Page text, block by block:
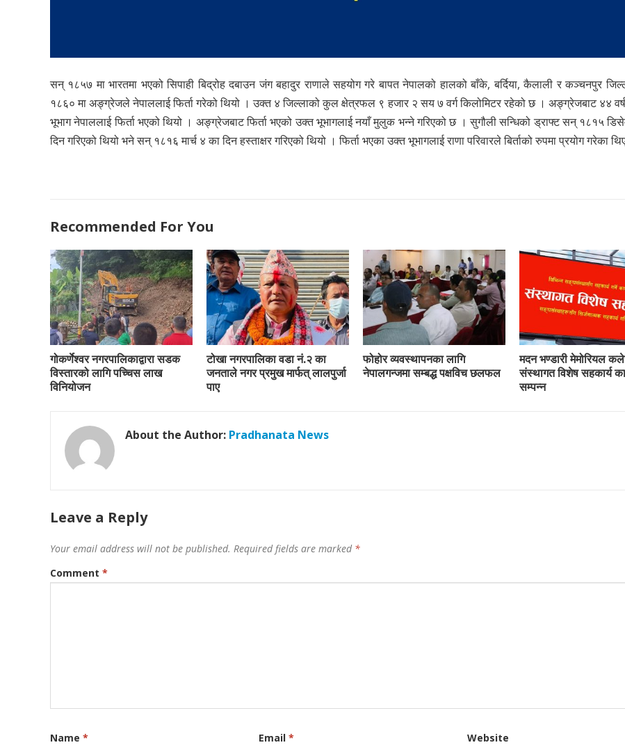
सन् १८५७ मा भारतमा भएको सिपाही बिद्रोह दबाउन जंग बहादुर राणाले सहयोग गरे बापत नेपालको हालको बाँके, बर्दिया, कैलाली र कञ्चनपुर
१८६० मा अङ्ग्रेजले नेपाललाई फिर्ता गरेको थियो । उक्त ४ जिल्लाको कुल क्षेत्रफल ९ हजार २ सय ७ वर्ग किलोमिटर रहेको छ । अङ्ग्रेजबाट ४४
भूभाग नेपाललाई फिर्ता भएको थियो । अङ्ग्रेजबाट फिर्ता भएको उक्त भूभागलाई नयाँ मुलुक भन्ने गरिएको छ । सुगौली सन्धिको ड्राफ्ट सन् १८१५
दिन गरिएको थियो भने सन् १८१६ मार्च ४ का दिन हस्ताक्षर गरिएको थियो । फिर्ता भएका उक्त भूभागलाई राणा परिवारले बिर्ताको रुपमा प्रयोग गरेका
Recommended For You
गोकर्णेश्वर नगरपालिकाद्वारा सडक
विस्तारको लागि पच्चिस लाख
विनियोजन
टोखा नगरपालिका वडा नं.२ का
जनताले नगर प्रमुख मार्फत् लालपुर्जा
पाए
फोहोर व्यवस्थापनका लागि
नेपालगन्जमा सम्बद्ध पक्षविच छलफल
मदन भण्डारी मेमोरियल
संस्थागत विशेष सहकार्य
सम्पन्न
About the Author: Pradhanata News
Leave a Reply
Your email address will not be published. Required fields are marked *
Comment *
Name * Email * Website